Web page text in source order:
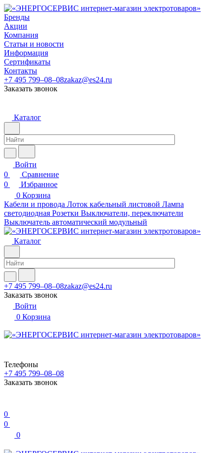
Бренды
Акции
Компания
Статьи и новости
Информация
Сертификаты
Контакты
+7 495 799–08–08zakaz@es24.ru
Заказать звонок
Каталог
Войти
0
Сравнение
0
Избранное
0 Корзина
Кабели и провода Лоток кабельный листовой Лампа
светодиодная Розетки Выключатели, переключатели
Выключатель автоматический модульный
Каталог
+7 495 799–08–08zakaz@es24.ru
Заказать звонок
Войти
0 Корзина
Телефоны
+7 495 799–08–08
Заказать звонок
0
0
0